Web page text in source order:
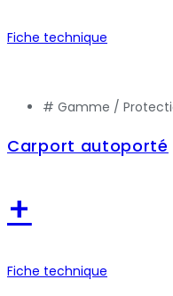
Fiche technique
# Gamme /
Carport autoporté
+
Fiche technique